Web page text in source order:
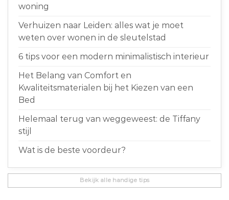
woning
Verhuizen naar Leiden: alles wat je moet
weten over wonen in de sleutelstad
6 tips voor een modern minimalistisch interieur
Het Belang van Comfort en
Kwaliteitsmaterialen bij het Kiezen van een
Bed
Helemaal terug van weggeweest: de Tiffany
stijl
Wat is de beste voordeur?
Bekijk alle handige tips